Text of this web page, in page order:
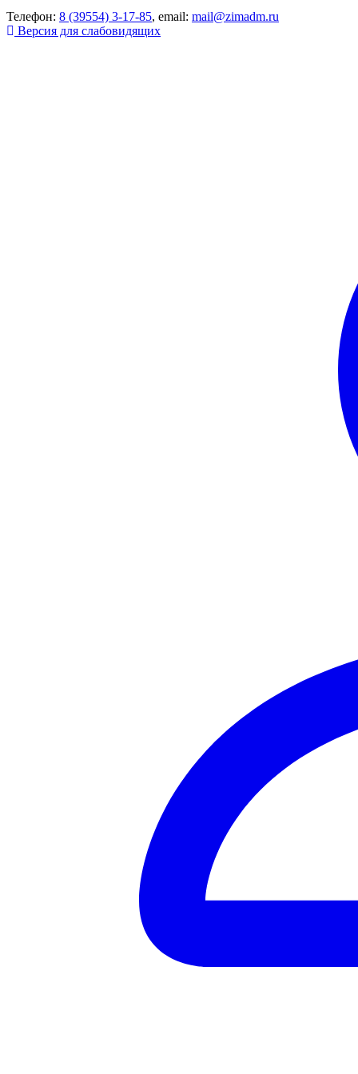
Телефон: 8 (39554) 3-17-85, email: mail@zimadm.ru
Версия для слабовидящих